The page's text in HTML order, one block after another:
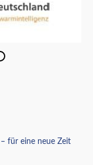
für eine neue Zeit